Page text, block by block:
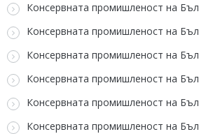
Консервната промишленост на
Консервната промишленост на
Консервната промишленост на
Консервната промишленост на
Консервната промишленост на
Консервната промишленост на